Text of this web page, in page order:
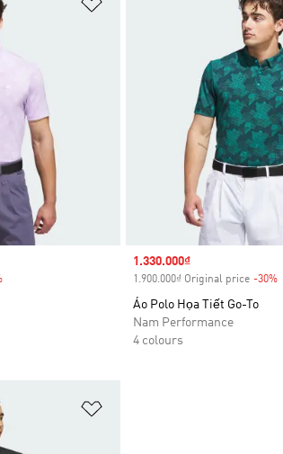
Sale price
1.330.000₫
1.900.000₫ Original price -30%
Áo Polo Họa Tiết Go-To
Nam Performance
4 colours